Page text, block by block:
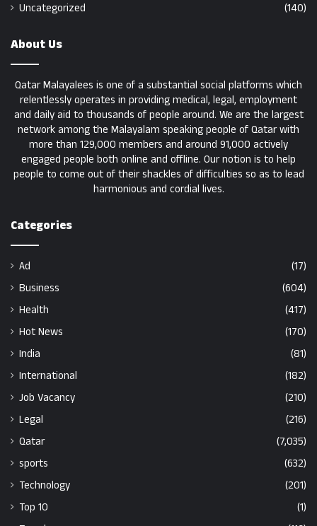
Uncategorized
(140)
About Us
Qatar Malayalees is one of a substantial social platforms which
relentlessly operates in providing medical, legal, employment
and daily aid to thousands of people around. We are the largest
network among the Malayalam speaking people of Qatar with
more than 129,000 members and around 91,000 actively
engaged people both online and offline. Our notion is to help
people to come out of their shackles of difficulties so as to lead
harmonious and cordial lives.
Categories
Ad
(17)
Business
(604)
Health
(417)
Hot News
(170)
India
(81)
International
(182)
Job Vacancy
(210)
Legal
(216)
Qatar
(7,035)
sports
(632)
Technology
(201)
Top 10
(1)